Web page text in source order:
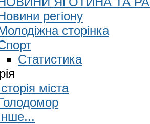
регіону
сторінка
Статистика
міста